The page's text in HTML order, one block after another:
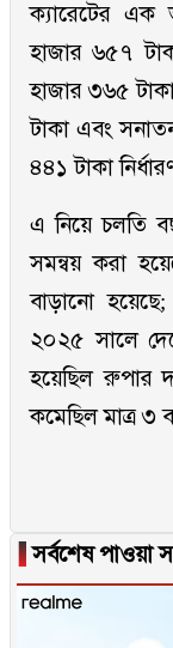
ক্যারেটের এক
হাজার ৬৫৭
হাজার ৩৬৫
টাকা এবং
৪৪১ টাকা
এ নিয়ে চলতি
সমন্বয় করা
বাড়ানো
২০২৫ সালে
হয়েছিল রুপার
কমেছিল মাত্র ৩
▐সর্বশেষ পাওয়া